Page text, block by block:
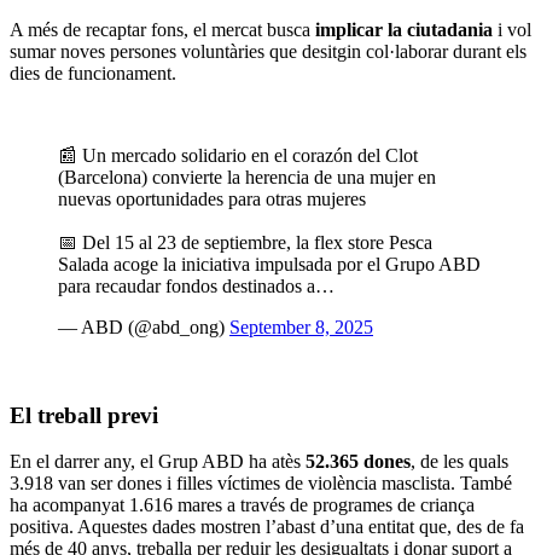
A més de recaptar fons, el mercat busca implicar la ciutadania i vol
sumar noves persones voluntàries que desitgin col·laborar durant els
dies de funcionament.
📰 Un mercado solidario en el corazón del Clot
(Barcelona) convierte la herencia de una mujer en
nuevas oportunidades para otras mujeres
📅 Del 15 al 23 de septiembre, la flex store Pesca
Salada acoge la iniciativa impulsada por el Grupo ABD
para recaudar fondos destinados a…
— ABD (@abd_ong) September 8, 2025
El treball previ
En el darrer any, el Grup ABD ha atès 52.365 dones, de les quals
3.918 van ser dones i filles víctimes de violència masclista. També
ha acompanyat 1.616 mares a través de programes de criança
positiva. Aquestes dades mostren l’abast d’una entitat que, des de fa
més de 40 anys, treballa per reduir les desigualtats i donar suport a